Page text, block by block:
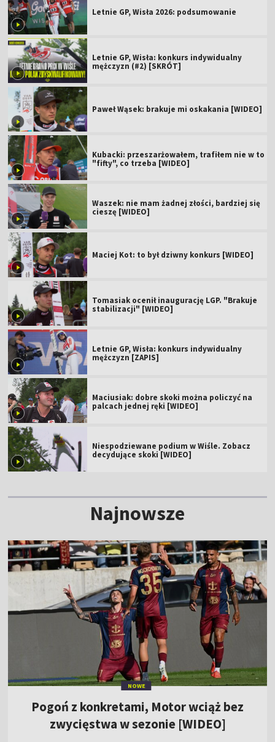
Letnie GP, Wisła 2026: podsumowanie
Letnie GP, Wisła: konkurs indywidualny
mężczyzn (#2) [SKRÓT]
Paweł Wąsek: brakuje mi oskakania [WIDEO]
Kubacki: przeszarżowałem, trafiłem nie w to
"fifty", co trzeba [WIDEO]
Waszek: nie mam żadnej złości, bardziej się
cieszę [WIDEO]
Maciej Kot: to był dziwny konkurs [WIDEO]
Tomasiak ocenił inaugurację LGP. "Brakuje
stabilizacji" [WIDEO]
Letnie GP, Wisła: konkurs indywidualny
mężczyzn [ZAPIS]
Maciusiak: dobre skoki można policzyć na
palcach jednej ręki [WIDEO]
Niespodziewane podium w Wiśle. Zobacz
decydujące skoki [WIDEO]
Najnowsze
NOWE
Pogoń z konkretami, Motor wciąż bez
zwycięstwa w sezonie [WIDEO]